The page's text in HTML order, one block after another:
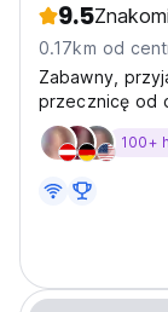
9.5
0.17km od
Zabawny,
przecznicę od
życiem ulicy
aby spędzić100+